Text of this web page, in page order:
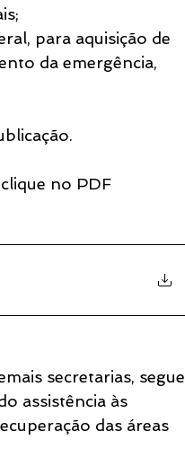
para aquisição de
da emergência,
no PDF
secretarias, segue
assistência às
das áreas